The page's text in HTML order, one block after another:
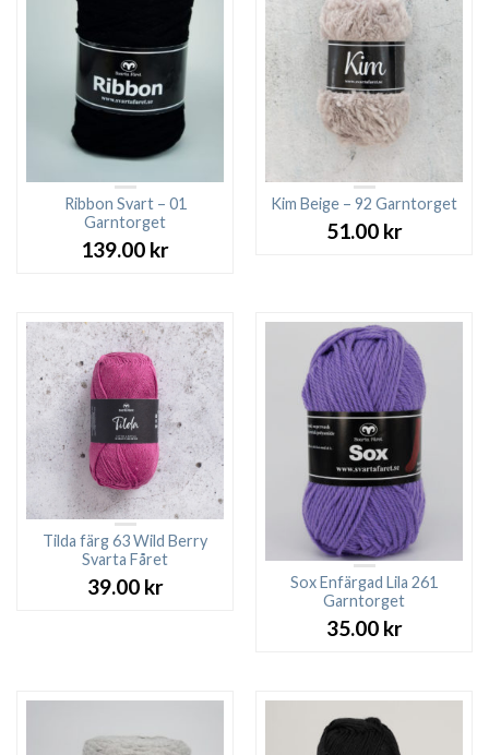
Ribbon Svart – 01
Garntorget
139.00 kr
Kim Beige – 92 Garntorget
51.00 kr
Tilda färg 63 Wild Berry
Svarta Fåret
39.00 kr
Sox Enfärgad Lila 261
Garntorget
35.00 kr